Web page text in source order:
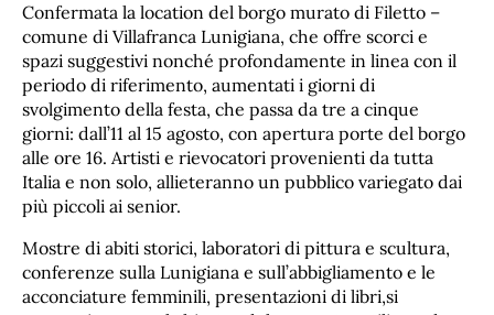
Confermata la location del borgo murato di Filetto –
comune di Villafranca Lunigiana, che offre scorci e
spazi suggestivi nonché profondamente in linea con il
periodo di riferimento, aumentati i giorni di
svolgimento della festa, che passa da tre a cinque
giorni: dall’11 al 15 agosto, con apertura porte del borgo
alle ore 16. Artisti e rievocatori provenienti da tutta
Italia e non solo, allieteranno un pubblico variegato dai
più piccoli ai senior.
Mostre di abiti storici, laboratori di pittura e scultura,
conferenze sulla Lunigiana e sull’abbigliamento e le
acconciature femminili, presentazioni di libri,si